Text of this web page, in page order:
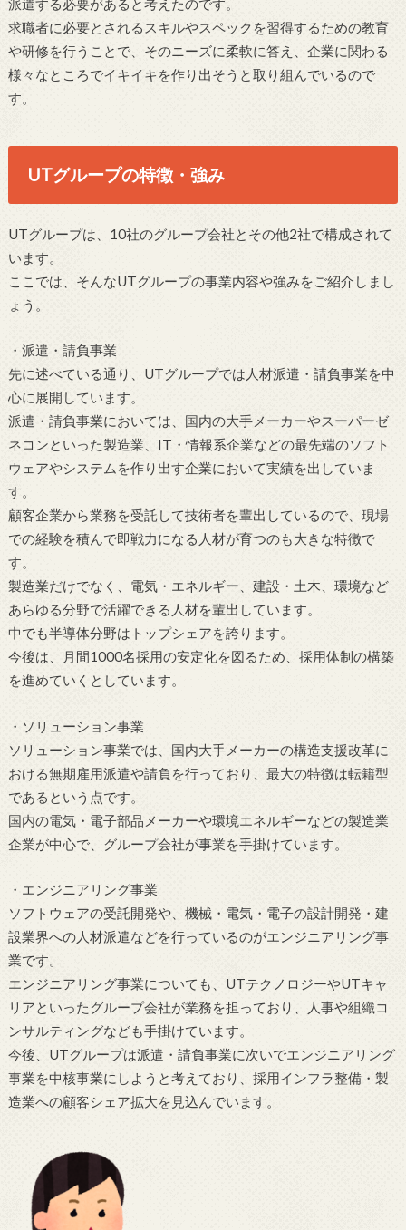
派遣する必要があると考えたのです。
求職者に必要とされるスキルやスペックを習得するための教育
や研修を行うことで、そのニーズに柔軟に答え、企業に関わる
様々なところでイキイキを作り出そうと取り組んでいるので
す。
UTグループの特徴・強み
UTグループは、10社のグループ会社とその他2社で構成されて
います。
ここでは、そんなUTグループの事業内容や強みをご紹介しまし
ょう。
・派遣・請負事業
先に述べている通り、UTグループでは人材派遣・請負事業を中
心に展開しています。
派遣・請負事業においては、国内の大手メーカーやスーパーゼ
ネコンといった製造業、IT・情報系企業などの最先端のソフト
ウェアやシステムを作り出す企業において実績を出していま
す。
顧客企業から業務を受託して技術者を輩出しているので、現場
での経験を積んで即戦力になる人材が育つのも大きな特徴で
す。
製造業だけでなく、電気・エネルギー、建設・土木、環境など
あらゆる分野で活躍できる人材を輩出しています。
中でも半導体分野はトップシェアを誇ります。
今後は、月間1000名採用の安定化を図るため、採用体制の構築
を進めていくとしています。
・ソリューション事業
ソリューション事業では、国内大手メーカーの構造支援改革に
おける無期雇用派遣や請負を行っており、最大の特徴は転籍型
であるという点です。
国内の電気・電子部品メーカーや環境エネルギーなどの製造業
企業が中心で、グループ会社が事業を手掛けています。
・エンジニアリング事業
ソフトウェアの受託開発や、機械・電気・電子の設計開発・建
設業界への人材派遣などを行っているのがエンジニアリング事
業です。
エンジニアリング事業についても、UTテクノロジーやUTキャ
リアといったグループ会社が業務を担っており、人事や組織コ
ンサルティングなども手掛けています。
今後、UTグループは派遣・請負事業に次いでエンジニアリング
事業を中核事業にしようと考えており、採用インフラ整備・製
造業への顧客シェア拡大を見込んでいます。